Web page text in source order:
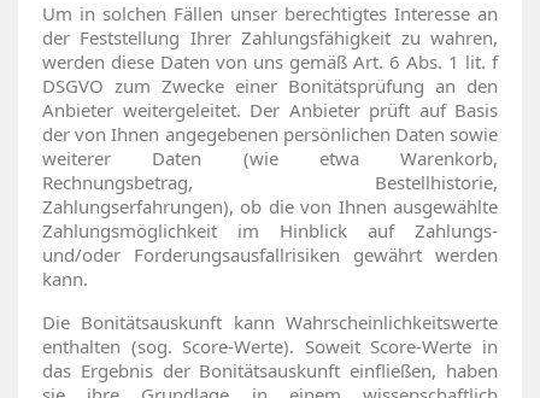
Um in solchen Fällen unser berechtigtes Interesse an
der Feststellung Ihrer Zahlungsfähigkeit zu wahren,
werden diese Daten von uns gemäß Art. 6 Abs. 1 lit. f
DSGVO zum Zwecke einer Bonitätsprüfung an den
Anbieter weitergeleitet. Der Anbieter prüft auf Basis
der von Ihnen angegebenen persönlichen Daten sowie
weiterer Daten (wie etwa Warenkorb,
Rechnungsbetrag, Bestellhistorie,
Zahlungserfahrungen), ob die von Ihnen ausgewählte
Zahlungsmöglichkeit im Hinblick auf Zahlungs-
und/oder Forderungsausfallrisiken gewährt werden
kann.
Die Bonitätsauskunft kann Wahrscheinlichkeitswerte
enthalten (sog. Score-Werte). Soweit Score-Werte in
das Ergebnis der Bonitätsauskunft einfließen, haben